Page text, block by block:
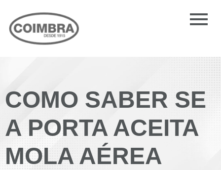
COMO SABER SE
A PORTA ACEITA
MOLA AÉREA